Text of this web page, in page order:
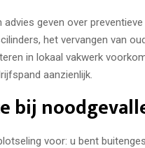
advies geven over
het vervangen van
in lokaal vakwerk
aanzienlijk.
bij
voor: u bent